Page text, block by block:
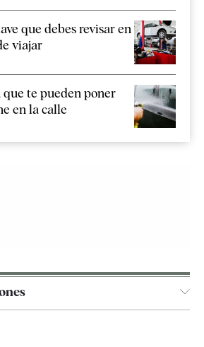
que debes revisar en
viajar
que te pueden poner
en la calle